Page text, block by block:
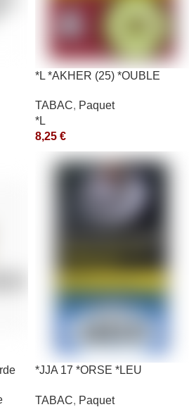
*L *AKHER (25) *OUBLE
TABAC, Paquet
*L
8,25 €
*JJA 17 *ORSE *LEU
TABAC, Paquet